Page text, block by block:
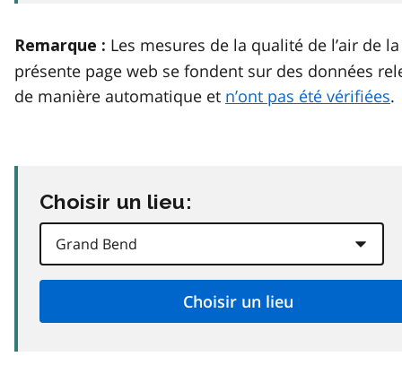
Remarque : Les mesures de la qualité de l’air de la
présente page web se fondent sur des données
de manière automatique et n’ont pas été vérifiées.
Choisir un lieu: